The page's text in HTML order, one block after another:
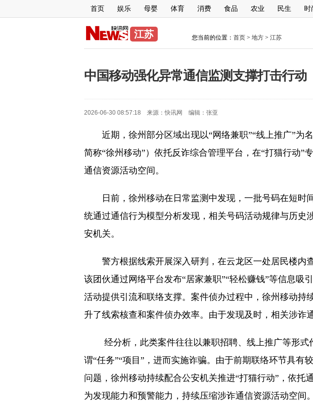
首页 娱乐 母婴 体育 消费 食品 农业 民生 时
江苏 您当前的位置： 首页> 地方> 江苏
中国移动强化异常通信监测支撑打击行动
2026-06-30 08:57:18 来源：快讯网 编辑： 张亚
近期，徐州部分区域出现以“网络兼职”“线上推广”
简称“徐州移动”）依托反诈综合管理平台，在“打猫行动
通信资源活动空间。
日前，徐州移动在日常监测中发现，一批号码在短
统通过通信行为模型分析发现，相关号码活动规律与历
安机关。
警方根据线索开展深入研判，在云龙区一处居民楼内
该团伙通过网络平台发布“居家兼职”“轻松赚钱”等信息
活动提供引流和联络支撑。案件侦办过程中，徐州移动
升了线索核查和案件侦办效率。由于发现及时，相关涉诈
经分析，此类案件往往以兼职招聘、线上推广等形
谓“任务”“项目”，进而实施诈骗。由于前期联络环节具
问题，徐州移动持续配合公安机关推进“打猫行动”，依
为发现能力和预警能力，持续压缩涉诈通信资源活动空间。